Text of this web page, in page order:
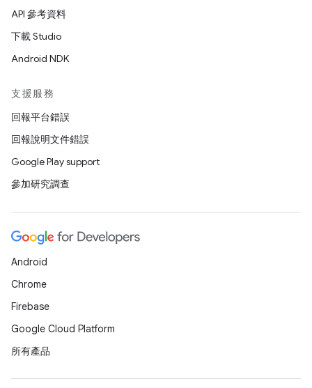
API 參考資料
下載 Studio
Android NDK
支援服務
回報平台錯誤
回報說明文件錯誤
Google Play support
參加研究調查
Android
Chrome
Firebase
Google Cloud Platform
所有產品